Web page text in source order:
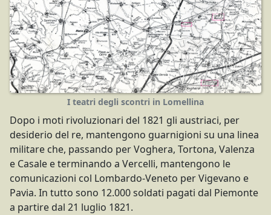
I teatri degli scontri in Lomellina
Dopo i moti rivoluzionari del 1821 gli austriaci, per
desiderio del re, mantengono guarnigioni su una linea
militare che, passando per Voghera, Tortona, Valenza
e Casale e terminando a Vercelli, mantengono le
comunicazioni col Lombardo-Veneto per Vigevano e
Pavia. In tutto sono 12.000 soldati pagati dal Piemonte
a partire dal 21 luglio 1821.